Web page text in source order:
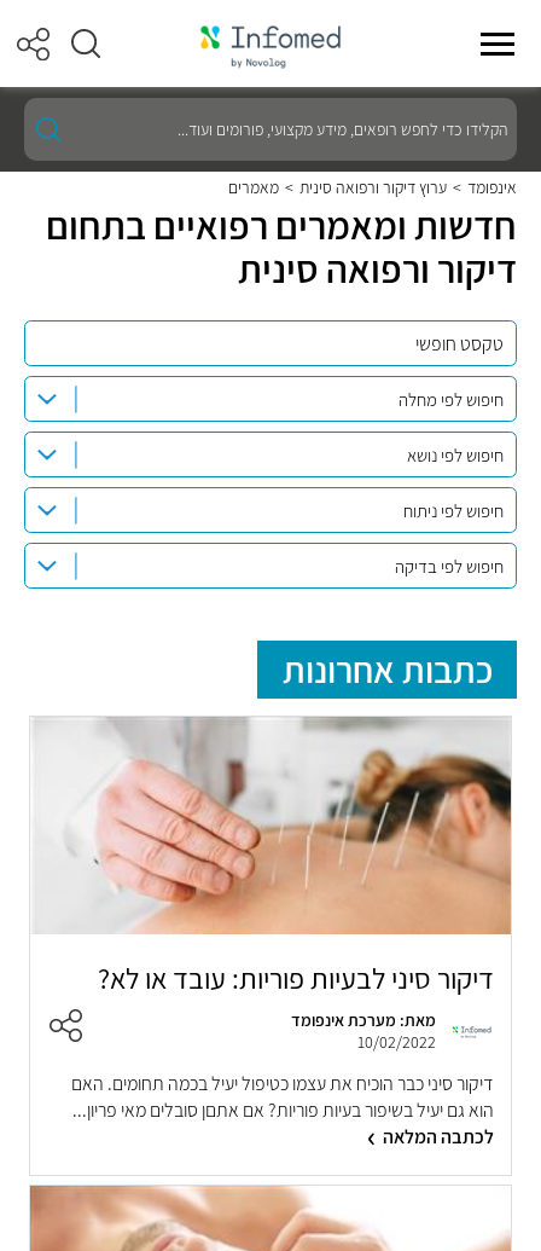
הקלידו
כדי
לחפש
רופאים,
מידע
מקצועי,
פורומים
ועוד...
אינפומד > ערוץ דיקור ורפואה סינית > מאמרים
חדשות ומאמרים רפואיים בתחום
דיקור ורפואה סינית
חיפוש לפי מחלה
חיפוש לפי נושא
חיפוש לפי ניתוח
חיפוש לפי בדיקה
כתבות אחרונות
דיקור סיני לבעיות פוריות: עובד או לא?
מאת: מערכת אינפומד
10/02/2022
דיקור סיני כבר הוכיח את עצמו כטיפול יעיל בכמה תחומים. האם
הוא גם יעיל בשיפור בעיות פוריות? אם אתםן סובלים מאי פריון...
לכתבה המלאה